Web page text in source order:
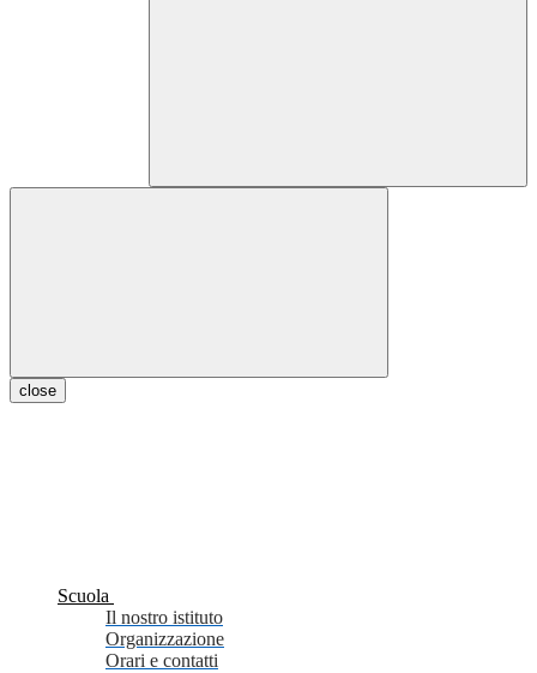
close
Scuola
Il nostro istituto
Organizzazione
Orari e contatti